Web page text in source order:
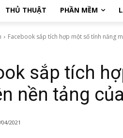
THỦ THUẬT PHẦN MỀM
Facebook sắp tích hợp một số tính năng
sắp tích
nền tảng
2021